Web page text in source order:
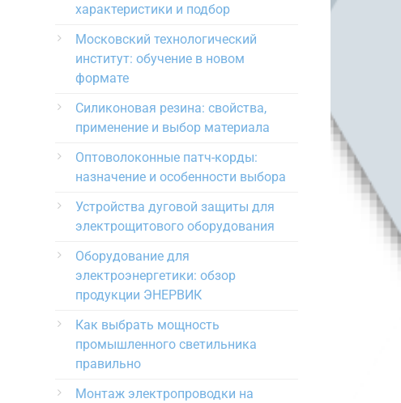
характеристики и подбор
Московский технологический
институт: обучение в новом
формате
Силиконовая резина: свойства,
применение и выбор материала
Оптоволоконные патч-корды:
назначение и особенности выбора
Устройства дуговой защиты для
электрощитового оборудования
Оборудование для
электроэнергетики: обзор
продукции ЭНЕРВИК
Как выбрать мощность
промышленного светильника
правильно
Монтаж электропроводки на